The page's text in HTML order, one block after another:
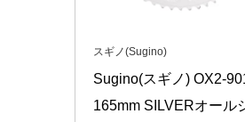
スギノ(Sugino)
Sugino(スギノ) OX2-
165mm SILVERオール